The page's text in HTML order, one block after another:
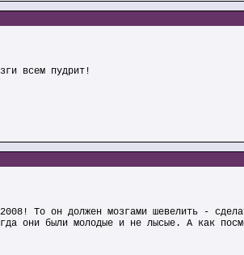
всем пудрит!
То он должен мозгами шевелить -
они были молодые и не лысые. А как